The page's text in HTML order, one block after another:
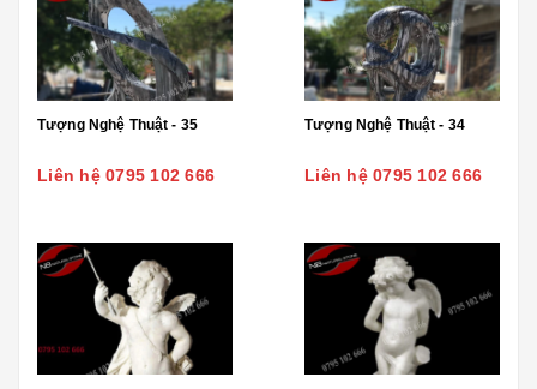
Tượng Nghệ Thuật - 35
Liên hệ 0795 102 666
Tượng Nghệ Thuật - 34
Liên hệ 0795 102 666